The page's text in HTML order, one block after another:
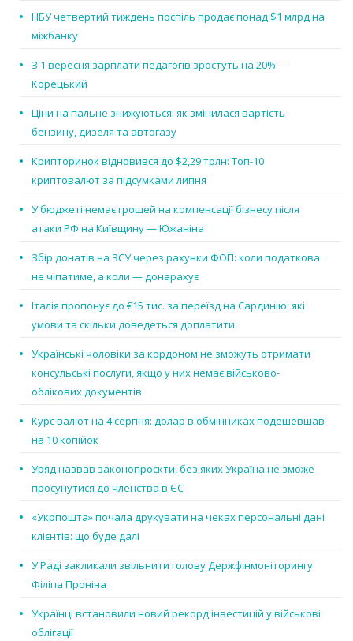
НБУ четвертий тиждень поспіль продає понад $1 млрд на
міжбанку
З 1 вересня зарплати педагогів зростуть на 20% —
Корецький
Ціни на пальне знижуються: як змінилася вартість
бензину, дизеля та автогазу
Крипторинок відновився до $2,29 трлн: Топ-10
криптовалют за підсумками липня
У бюджеті немає грошей на компенсації бізнесу після
атаки РФ на Київщину — Южаніна
Збір донатів на ЗСУ через рахунки ФОП: коли податкова
не чіпатиме, а коли — донарахує
Італія пропонує до €15 тис. за переїзд на Сардинію: які
умови та скільки доведеться доплатити
Українські чоловіки за кордоном не зможуть отримати
консульські послуги, якщо у них немає військово-
облікових документів
Курс валют на 4 серпня: долар в обмінниках подешевшав
на 10 копійок
Уряд назвав законопроєкти, без яких Україна не зможе
просунутися до членства в ЄС
«Укрпошта» почала друкувати на чеках персональні дані
клієнтів: що буде далі
У Раді закликали звільнити голову Держфінмоніторингу
Філіпа Проніна
Українці встановили новий рекорд інвестицій у військові
облігації